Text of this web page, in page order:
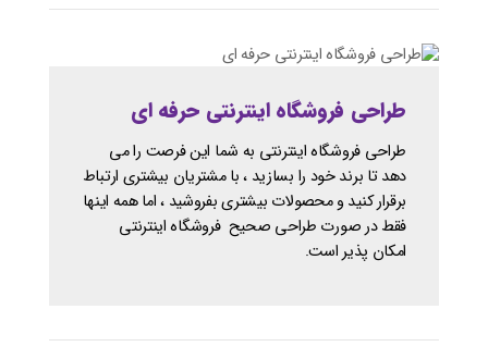
طراحی فروشگاه اینترنتی حرفه ای
طراحی فروشگاه اینترنتی به شما این فرصت را می
دهد تا برند خود را بسازید ، با مشتریان بیشتری ارتباط
برقرار کنید و محصولات بیشتری بفروشید ، اما همه اینها
فقط در صورت طراحی صحیح فروشگاه اینترنتی
امکان پذیر است.